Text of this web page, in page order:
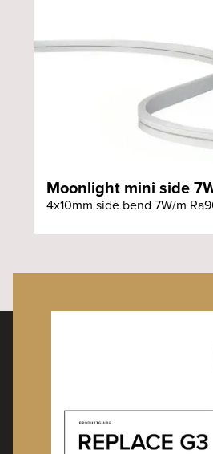
Moonlight mini side